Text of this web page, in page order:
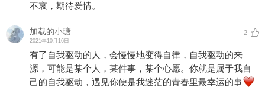
不哀，期待爱情。
加载的小瑭
2021年10月16日
2
有了自我驱动的人，会慢慢地变得自律，自我驱动的来
源，可能是某个人，某件事，某个心愿。你就是属于我自
己的自我驱动，遇见你便是我迷茫的青春里最幸运的事